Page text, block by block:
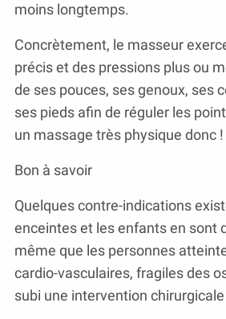
moins longtemps.
Concrètement, le masseur
précis et des pressions plus ou
de ses pouces, ses genoux, ses
ses pieds afin de réguler les
un massage très physique donc !
Bon à savoir
Quelques contre-indications
enceintes et les enfants en sont
même que les personnes
cardio-vasculaires, fragiles des
subi une intervention